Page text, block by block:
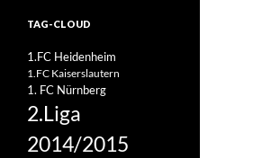
TAG-CLOUD
1.FC Heidenheim
1.FC Kaiserslautern
1. FC Nürnberg
2.Liga
2014/2015